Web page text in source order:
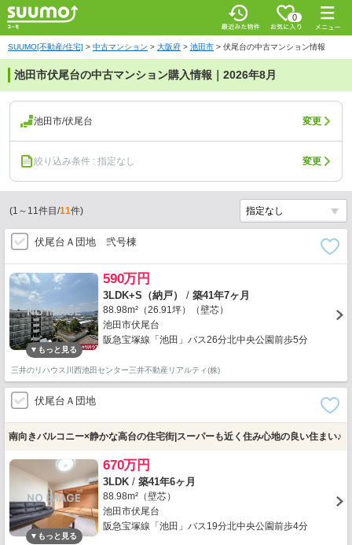
0
SUUMO[不動産/住宅] > 中古マンション > 大阪府 > 池田市 > 伏尾台の中古マンション情報
池田市伏尾台の中古マンション購入情報｜2026年8月
池田市/伏尾台 変更
絞り込み条件 : 指定なし 変更
(1 ～ 11件目/11件)
伏尾台Ａ団地 弐号棟
590万円
3LDK+S（納戸） / 築41年7ヶ月
88.98m²（26.91坪）（壁芯）
池田市伏尾台
阪急宝塚線「池田」バス26分北中央公園前歩5分
三井のリハウス川西池田センター三井不動産リアルティ(株)
伏尾台Ａ団地
南向きバルコニー×静かな高台の住宅街|スーパーも近く住み心地の良い住まい♪
670万円
3LDK / 築41年6ヶ月
88.98m²（壁芯）
池田市伏尾台
阪急宝塚線「池田」バス19分北中央公園前歩4分